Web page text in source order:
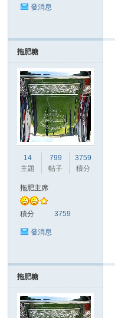
討
發消息
拖肥糖
14
主題
799
帖子
3759
積分
拖肥主席
積分 3759
發消息
拖肥糖